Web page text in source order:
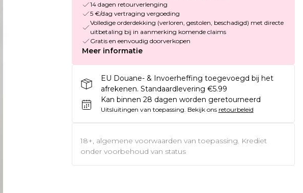
14 dagen retourverlenging
5 €/dag vertraging vergoeding
Volledige orderdekking (verloren, gestolen, beschadigd) met directe
uitbetaling bij in aanmerking komende claims
Gratis en eenvoudig doorverkopen
Meer informatie
EU Douane- & Invoerheffing toegevoegd bij het
afrekenen. Standaardlevering €5.99
Kan binnen 28 dagen worden geretourneerd
Uitsluitingen van toepassing. Bekijk ons retourbeleid
18+, algemene voorwaarden van toepassing. Krediet
onder voorbehoud van status